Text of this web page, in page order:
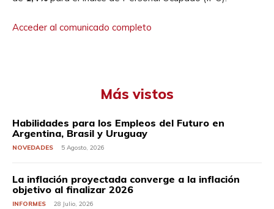
Acceder al comunicado completo
Más vistos
Habilidades para los Empleos del Futuro en
Argentina, Brasil y Uruguay
NOVEDADES 5 Agosto, 2026
La inflación proyectada converge a la inflación
objetivo al finalizar 2026
INFORMES 28 Julio, 2026